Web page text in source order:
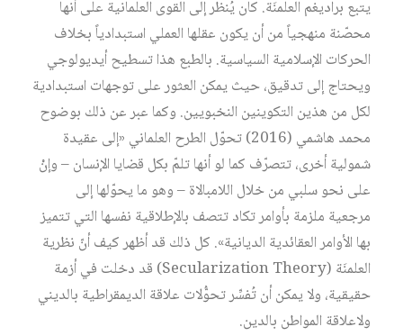
يتبع براديغم العلمنَة. كان يُنظر إلى القوى العلمانية على أنها
محصّنة منهجياً من أن يكون عقلها العملي استبدادياً بخلاف
الحركات الإسلامية السياسية. بالطبع هذا تسطيح أيديولوجي
ويحتاج إلى تدقيق، حيث يمكن العثور على توجهات استبدادية
لكل من هذين التكوينين النخبويين. وكما عبر عن ذلك بوضوح
محمد هاشمي (2016) تحوّل الطرح العلماني «إلى عقيدة
شمولية أخرى، تتصرّف كما لو أنها تلمّ بكل قضايا الإنسان – وإنْ
على نحو سلبي من خلال اللامبالاة – وهو ما يحوّلها إلى
مرجعية ملزمة بأوامر تكاد تتصف بالإطلاقية نفسها التي تتميز
بها الأوامر العقائدية الديانية». كل ذلك قد أظهر كيف أنّ نظرية
العلمنَة (Secularization Theory) قد دخلت في أزمة
حقيقية، ولا يمكن أن تُفسِّر تحوُّلات علاقة الديمقراطية بالديني
ولاعلاقة المواطن بالدين.